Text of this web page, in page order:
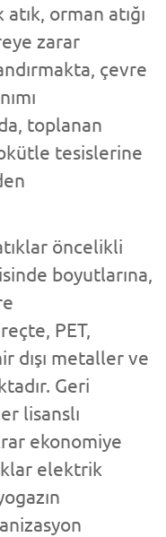
orman atığı
zarar
çevre
toplanan
tesislerine
öncelikli
boyutlarına,
PET,
dışı metaller ve
Geri
lisanslı
ekonomiye
elektrik